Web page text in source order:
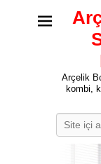
Arçelik
kombi,